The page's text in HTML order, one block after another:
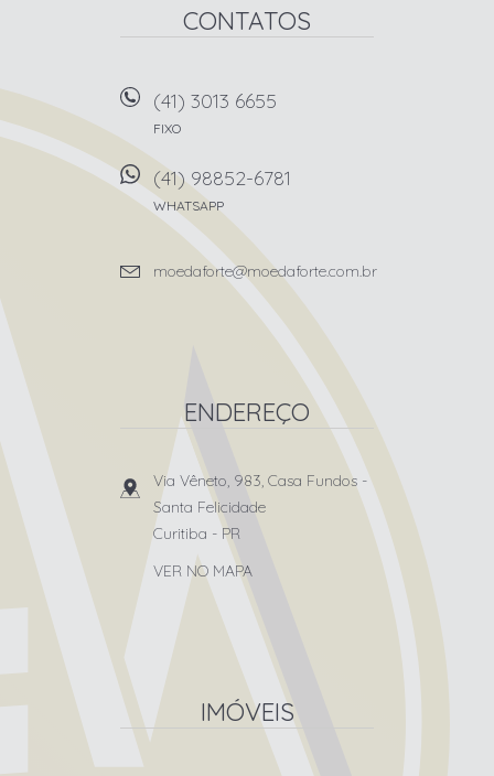
CONTATOS
(41) 3013 6655
FIXO
(41) 98852-6781
WHATSAPP
moedaforte@moedaforte.com.br
ENDEREÇO
Via Vêneto, 983, Casa Fundos -
Santa Felicidade
Curitiba - PR
VER NO MAPA
IMÓVEIS